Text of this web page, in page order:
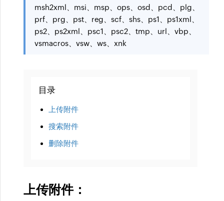
msh2xml、msi、msp、ops、osd、pcd、plg、
prf、prg、pst、reg、scf、shs、ps1、ps1xml、
ps2、ps2xml、psc1、psc2、tmp、url、vbp、
vsmacros、vsw、ws、xnk
目录
上传附件
搜索附件
删除附件
上传附件：